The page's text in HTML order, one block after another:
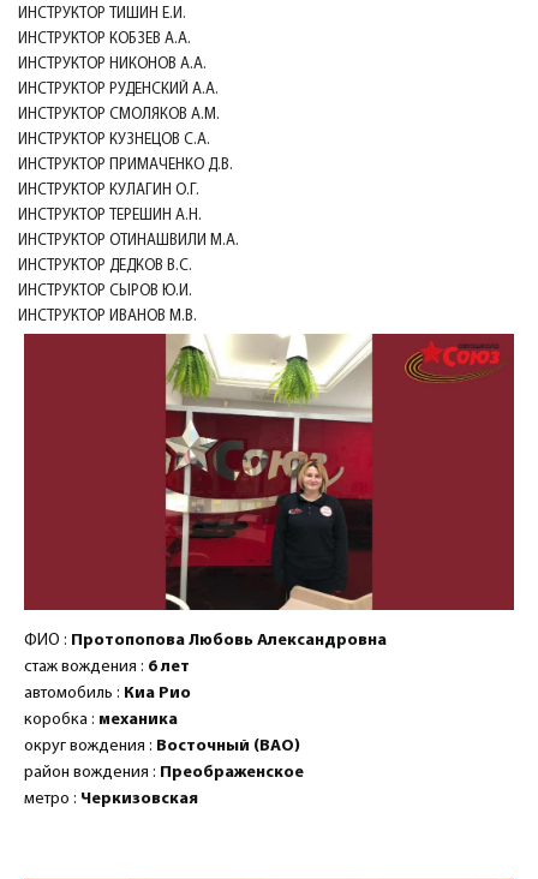
ИНСТРУКТОР ТИШИН Е.И.
ИНСТРУКТОР КОБЗЕВ А.А.
ИНСТРУКТОР НИКОНОВ А.А.
ИНСТРУКТОР РУДЕНСКИЙ А.А.
ИНСТРУКТОР СМОЛЯКОВ А.М.
ИНСТРУКТОР КУЗНЕЦОВ С.А.
ИНСТРУКТОР ПРИМАЧЕНКО Д.В.
ИНСТРУКТОР КУЛАГИН О.Г.
ИНСТРУКТОР ТЕРЕШИН А.Н.
ИНСТРУКТОР ОТИНАШВИЛИ М.А.
ИНСТРУКТОР ДЕДКОВ В.С.
ИНСТРУКТОР СЫРОВ Ю.И.
ИНСТРУКТОР ИВАНОВ М.В.
ФИО : Протопопова Любовь Александровна
стаж вождения : 6 лет
автомобиль : Киа Рио
коробка : механика
округ вождения : Восточный (ВАО)
район вождения : Преображенское
метро : Черкизовская